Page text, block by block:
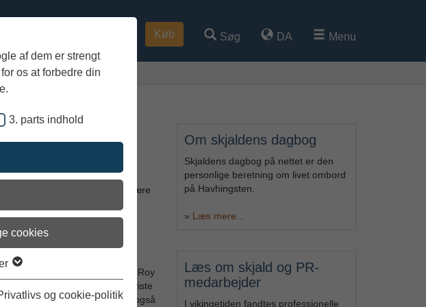
af dem er strengt
os at forbedre din
3. parts indhold
cookies
og cookie-politik
Køb Søg DA Menu
Skjaldens dagbog
Seneste melding er, at vi vil være
af morgenduelige Peel-
og hans gæstfrie ø. I går tog Roy
og to af hans ministre viste
bliver truffet. Vi nåede også
Om skjaldens dagbog
Skjaldens dagbog på nettet er den
personlige beretning om livet ombord
på Havhingsten.
» Læs mere...
Læs om skjald og PR-
medarbejder
I vikingetiden fandtes professionelle